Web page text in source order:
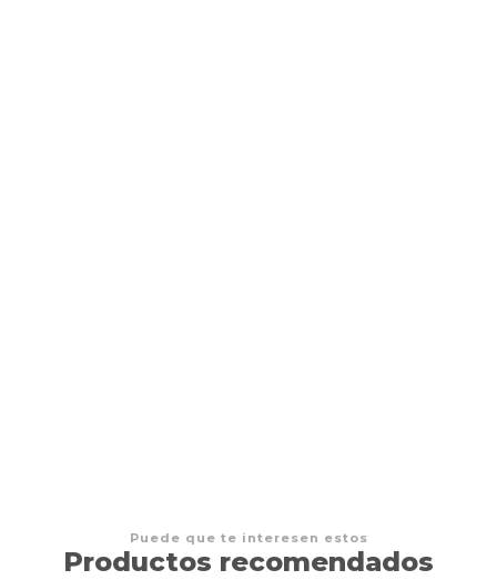
Puede que te interesen estos
Productos recomendados